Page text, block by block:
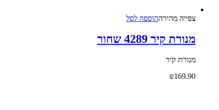
צפייה‬ ‫מהירה‬הוספה לסל
מנורת קיר 4289 שחור
מנורת קיר
₪169.90